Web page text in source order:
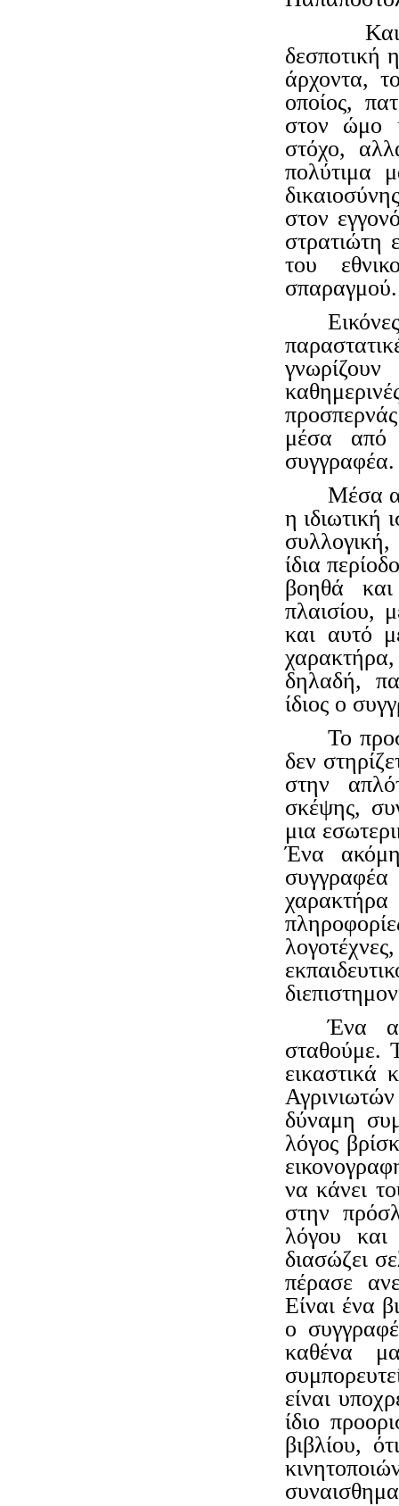
Και
δεσποτική
άρχοντα,
οποίος,
στον ώμο
στόχο,
πολύτιμα
στον
στρατιώτη
του
σπαραγμού.
μέσα από
Μέσα
η ιδιωτική
ίδια
βοηθά
πλαισίου,
και αυτό
δηλαδή,
ίδιος ο
Το
δεν
στην
σκέψης,
μια
Ένα
Ένα
σταθούμε.
εικαστικά
δύναμη
λόγος
να κάνει
στην
λόγου
διασώζει
πέρασε
Είναι ένα
ο
καθένα
είναι
ίδιο
βιβλίου,